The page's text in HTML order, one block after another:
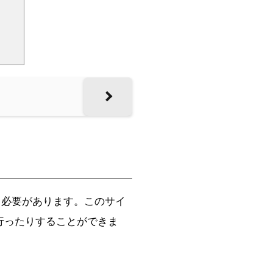
要があります。このサイ
たりすることができま